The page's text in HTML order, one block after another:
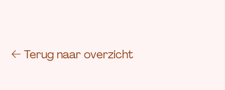
← Terug naar overzicht